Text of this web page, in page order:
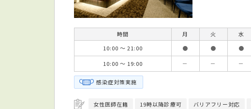
時間 月 火 水
10:00 ～ 21:00
● ● ●
10:00 ～ 19:00
－ － －
感染症対策実施
女性医師在籍 19時以降診療可 バリアフリー対応